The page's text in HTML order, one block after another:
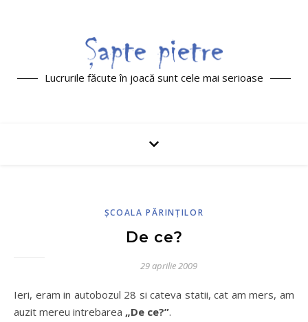
Lucrurile făcute în joacă sunt cele mai serioase
ŞCOALA PĂRINŢILOR
De ce?
29 aprilie 2009
Ieri, eram in autobozul 28 si cateva statii, cat am mers, am
auzit mereu intrebarea „De ce?”.